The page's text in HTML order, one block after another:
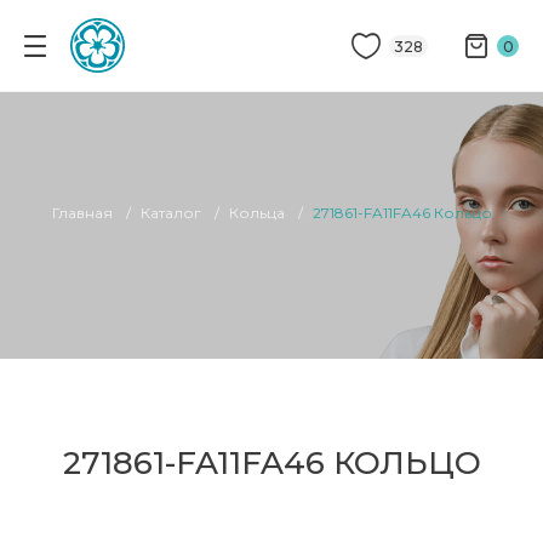
328 0
Главная Каталог Кольца 271861-FA11FA46 Кольцо
271861-FA11FA46 КОЛЬЦО